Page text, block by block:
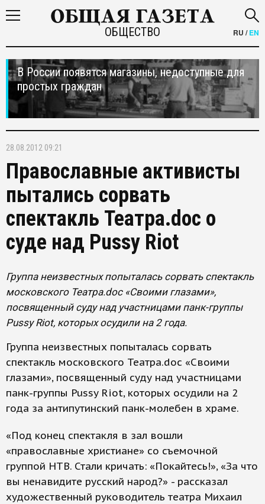
ОБЩЕСТВО RU /EN
В России появятся магазины, недоступные для
простых граждан
28.08.2012 09:21
Православные активисты
пытались сорвать
спектакль Театра.doc о
суде над Pussy Riot
Группа неизвестных попыталась сорвать спектакль
московского Театра.doc «Своими глазами»,
посвященный суду над участницами панк-группы
Pussy Riot, которых осудили на 2 года.
Группа неизвестных попыталась сорвать
спектакль московского Театра.doc «Своими
глазами», посвященный суду над участницами
панк-группы Pussy Riot, которых осудили на 2
года за антипутинский панк-молебен в храме.
«Под конец спектакля в зал вошли
«православные христиане» со съемочной
группой НТВ. Стали кричать: «Покайтесь!», «За что
вы ненавидите русский народ?» - рассказал
художественный руководитель театра Михаил